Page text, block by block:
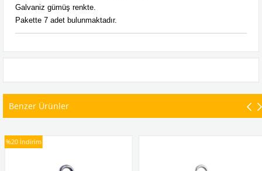
Galvaniz gümüş renkte.
Pakette 7 adet bulunmaktadır.
Benzer Ürünler
%20 İndirim